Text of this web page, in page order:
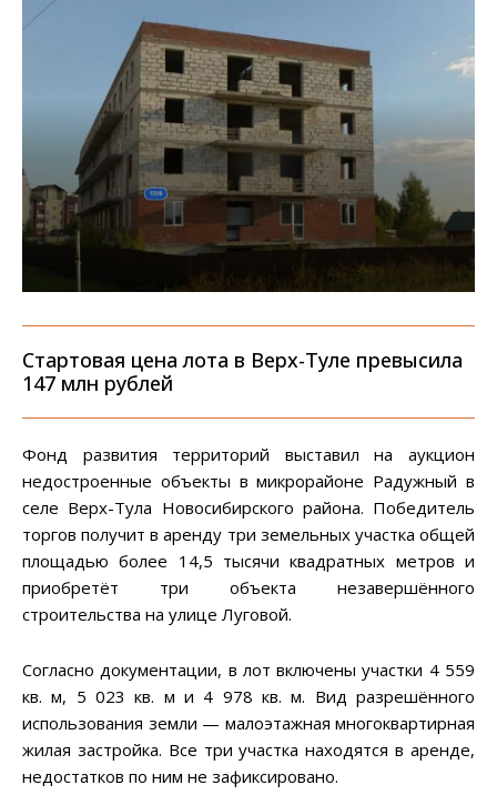
Стартовая цена лота в Верх-Туле превысила
147 млн рублей
Фонд развития территорий выставил на аукцион
недостроенные объекты в микрорайоне Радужный в
селе Верх-Тула Новосибирского района. Победитель
торгов получит в аренду три земельных участка общей
площадью более 14,5 тысячи квадратных метров и
приобретёт три объекта незавершённого
строительства на улице Луговой.
Согласно документации, в лот включены участки 4 559
кв. м, 5 023 кв. м и 4 978 кв. м. Вид разрешённого
использования земли — малоэтажная многоквартирная
жилая застройка. Все три участка находятся в аренде,
недостатков по ним не зафиксировано.